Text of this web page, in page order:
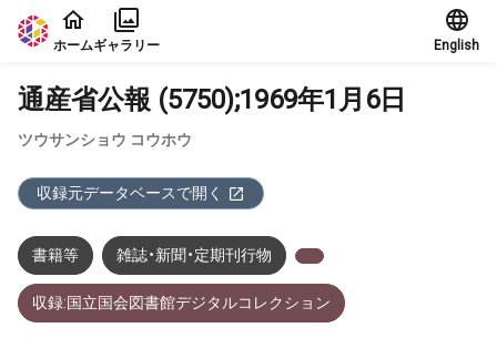
本文に飛ぶ
ホームギャラリー English
通産省公報 (5750);1969年1月6日
ツウサンショウ コウホウ
収録元データベースで開く
書籍等 雑誌・新聞・定期刊行物
収録:国立国会図書館デジタルコレクション